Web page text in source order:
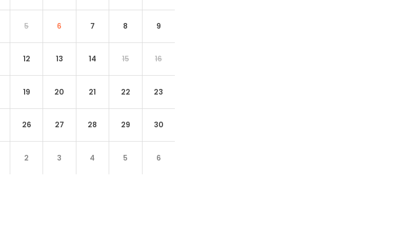
5 6 7 8 9
12 13 14 15 16
19 20 21 22 23
26 27 28 29 30
2 3 4 5 6